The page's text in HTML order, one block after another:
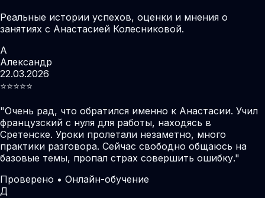
Реальные истории успехов, оценки и мнения о
занятиях с Анастасией Колесниковой.
А
Александр
22.03.2026
⭐️⭐️⭐️⭐️⭐️
"Очень рад, что обратился именно к Анастасии. Учил
французский с нуля для работы, находясь в
Сретенске. Уроки пролетали незаметно, много
практики разговора. Сейчас свободно общаюсь на
базовые темы, пропал страх совершить ошибку."
Проверено • Онлайн-обучение
Д